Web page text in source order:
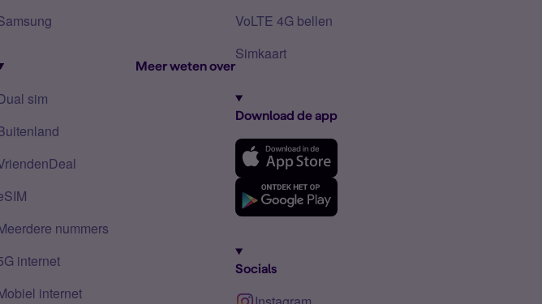
Meer weten over
sim
nummers
internet
internet
VoLTE 4G bellen
Simkaart
Download de app
Socials